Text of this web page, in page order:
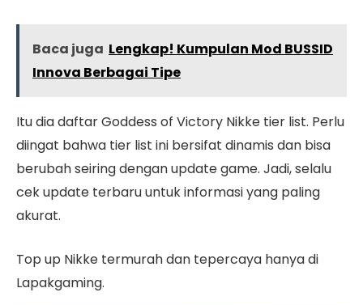
Baca juga Lengkap! Kumpulan Mod BUSSID
Innova Berbagai Tipe
Itu dia daftar Goddess of Victory Nikke tier list. Perlu
diingat bahwa tier list ini bersifat dinamis dan bisa
berubah seiring dengan update game. Jadi, selalu
cek update terbaru untuk informasi yang paling
akurat.
Top up Nikke termurah dan tepercaya hanya di
Lapakgaming.